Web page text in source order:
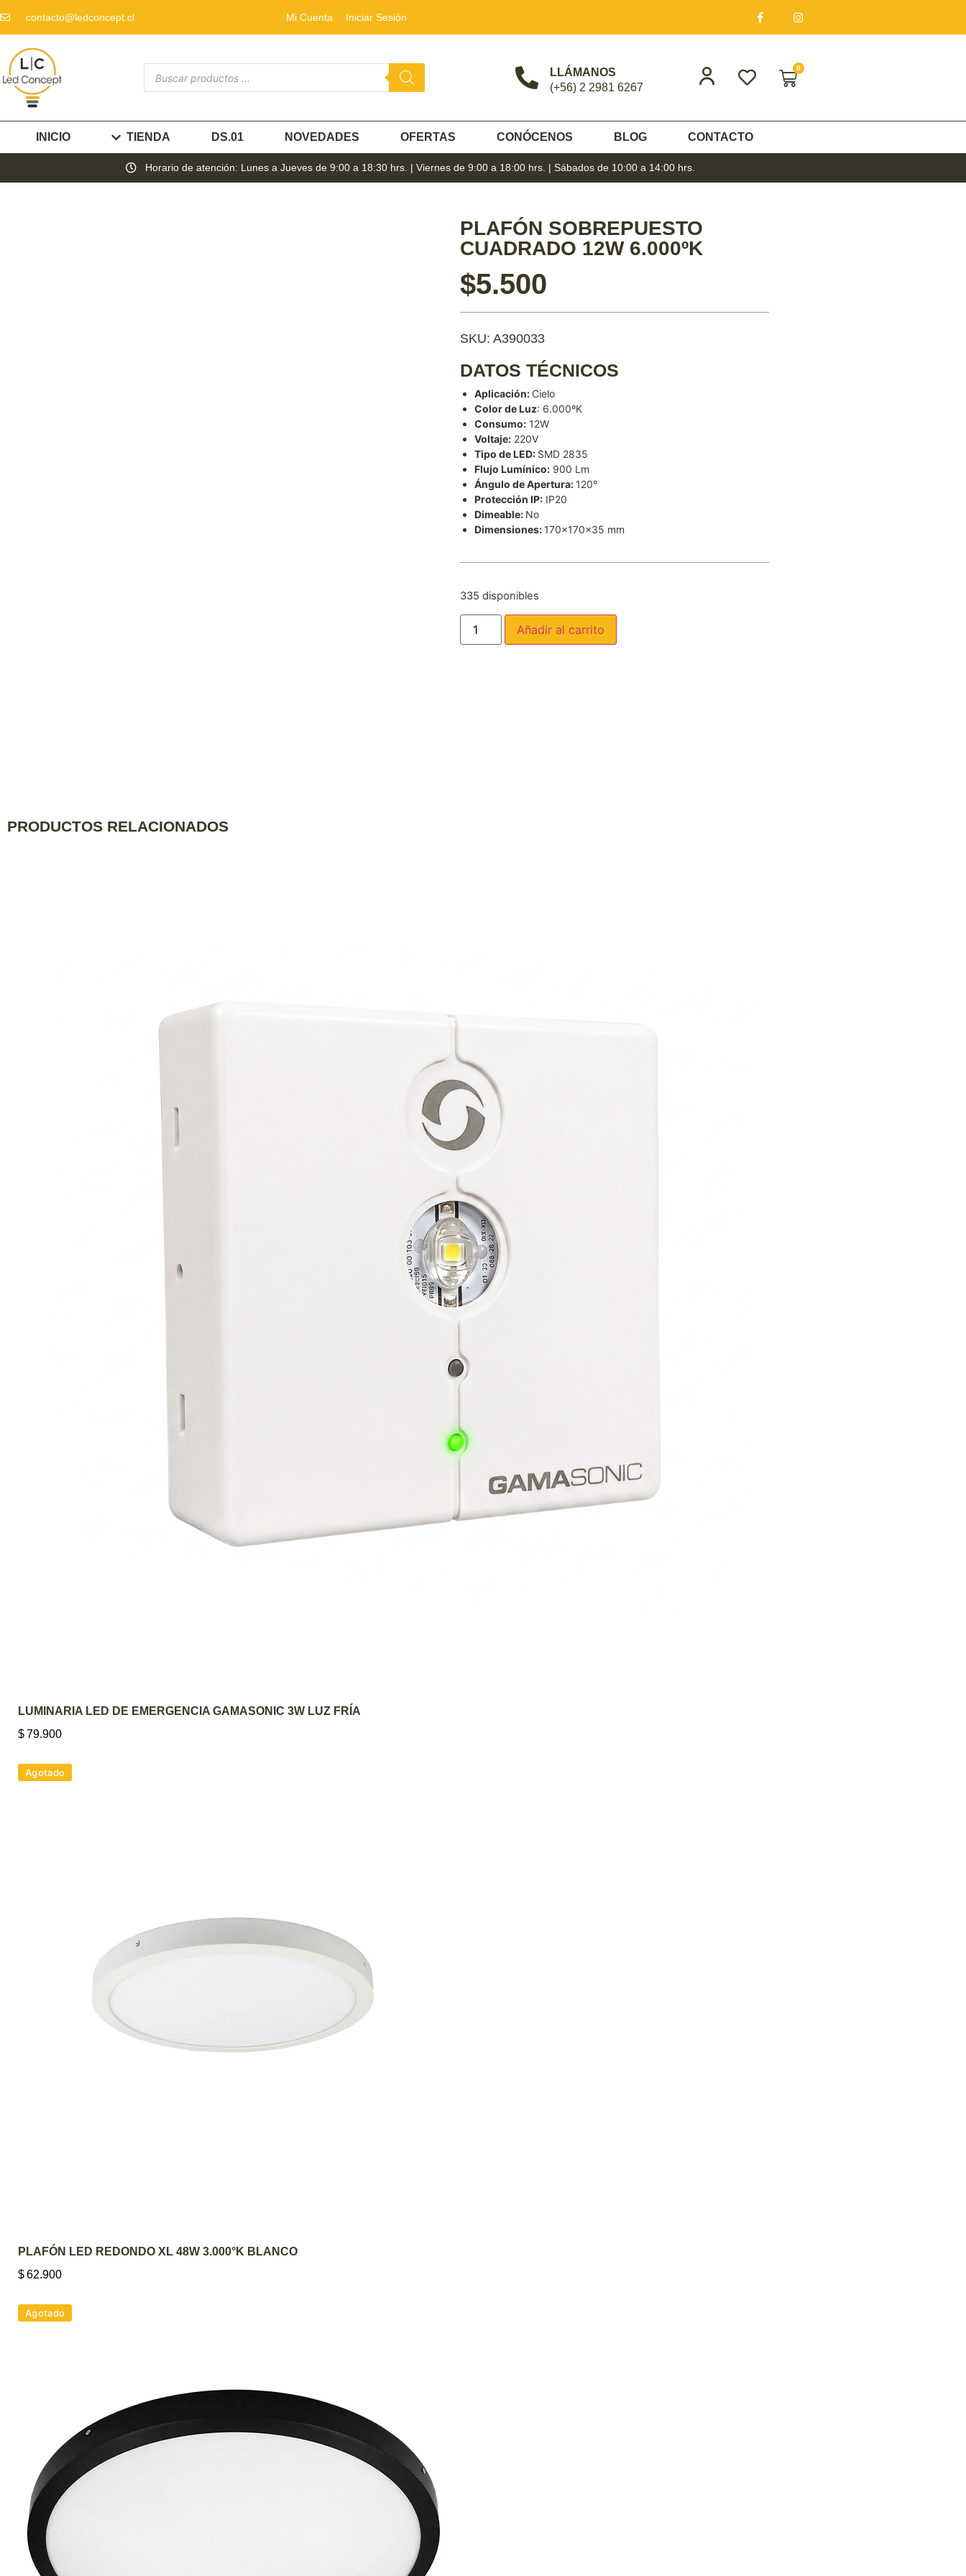
contacto@ledconcept.cl Mi Cuenta Iniciar Sesión
LLÁMANOS
(+56) 2 2981 6267
0
INICIO TIENDA DS.01 NOVEDADES OFERTAS CONÓCENOS BLOG CONTACTO
Horario de atención: Lunes a Jueves de 9:00 a 18:30 hrs. | Viernes de 9:00 a 18:00 hrs. | Sábados de 10:00 a 14:00 hrs.
PLAFÓN SOBREPUESTO
CUADRADO 12W 6.000ºK
$5.500
SKU: A390033
DATOS TÉCNICOS
Aplicación: Cielo
Color de Luz: 6.000ºK
Consumo: 12W
Voltaje: 220V
Tipo de LED: SMD 2835
Flujo Lumínico: 900 Lm
Ángulo de Apertura: 120°
Protección IP: IP20
Dimeable: No
Dimensiones: 170x170x35 mm
335 disponibles
Añadir al carrito
PRODUCTOS RELACIONADOS
AGREGAR AL CARRITO
LUMINARIA LED DE EMERGENCIA GAMASONIC 3W LUZ FRÍA
$79.900
Agotado
AGREGAR AL CARRITO
PLAFÓN LED REDONDO XL 48W 3.000°K BLANCO
$62.900
Agotado